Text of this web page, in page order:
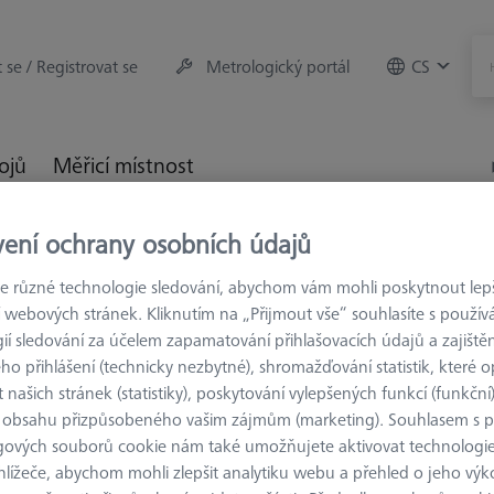
se / Registrovat se Metrologický portál CS
Měřicí místnost
stroje Kalibrační tělesa
Software pro kalibrační tělesa
SOFTWARE PRO
CALYPSO
základní
ochrany osobních údajů
různé technologie sledování, abychom vám mohli poskytnout
stránek. Kliknutím na „Přijmout vše“ souhlasíte s
sledování za účelem zapamatování přihlašovacích údajů a
přihlášení (technicky nezbytné), shromažďování statistik, které
stránek (statistiky), poskytování vylepšených funkcí
přizpůsobeného vašim zájmům (marketing). Souhlasem s
souborů cookie nám také umožňujete aktivovat
abychom mohli zlepšit analytiku webu a přehled o jeho